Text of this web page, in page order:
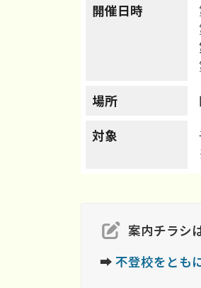
開催日時
場所
対象
案内チラシ
➡ 不登校をとも